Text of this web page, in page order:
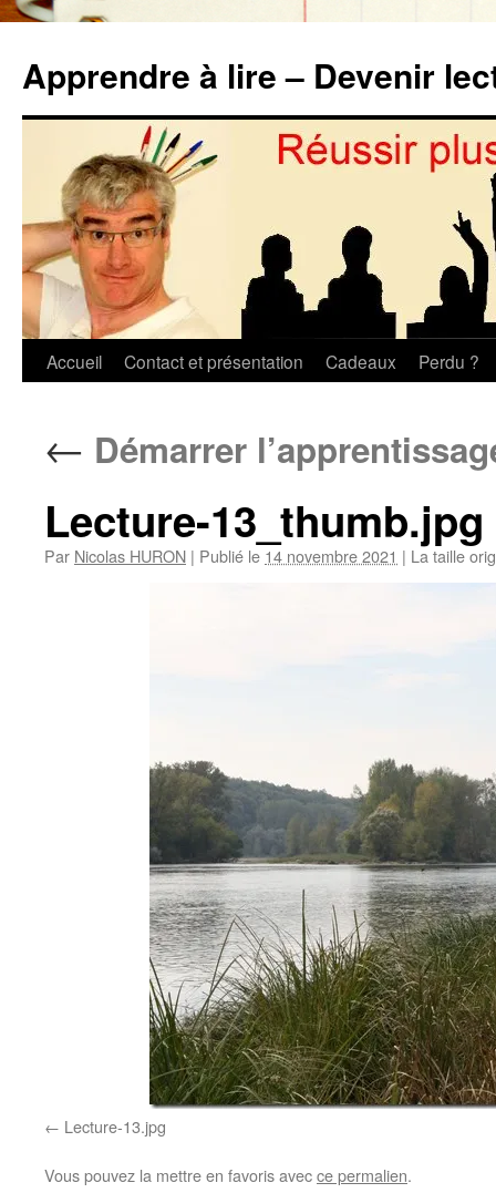
contenu
Apprendre à lire – Devenir
Accueil Contact et présentation Cadeaux Perdu ?
← Démarrer
Lecture-13_thumb.jpg
Par Nicolas HURON | Publié le 14 novembre 2021 | La taille
Lecture-13.jpg
Vous pouvez la mettre en favoris avecce permalien.